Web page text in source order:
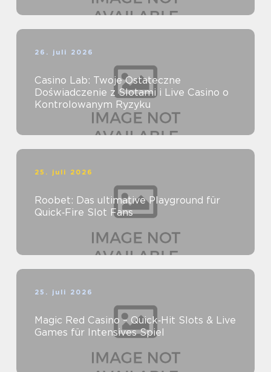
26. juli 2026
Casino Lab: Twoje Ostateczne
Doświadczenie z Slotami i Live Casino o
Kontrolowanym Ryzyku
25. juli 2026
Roobet: Das ultimative Playground für
Quick‑Fire Slot Fans
25. juli 2026
Magic Red Casino – Quick‑Hit Slots & Live
Games für Intensives Spiel